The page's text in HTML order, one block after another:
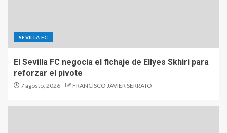
SEVILLA FC
El Sevilla FC negocia el fichaje de Ellyes Skhiri para
reforzar el pivote
7 agosto, 2026 FRANCISCO JAVIER SERRATO